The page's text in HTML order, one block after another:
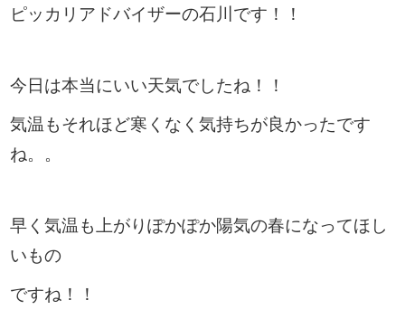
ピッカリアドバイザーの石川です！！
今日は本当にいい天気でしたね！！
気温もそれほど寒くなく気持ちが良かったです
ね。。
早く気温も上がりぽかぽか陽気の春になってほし
いもの
ですね！！